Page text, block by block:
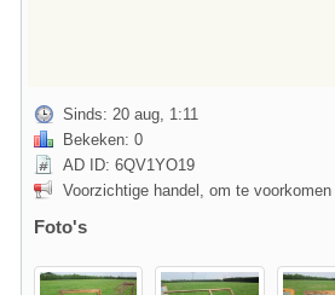
Sinds: 20 aug, 1:11
Bekeken: 0
AD ID: 6QV1YO19
Voorzichtige handel, om te
Foto's